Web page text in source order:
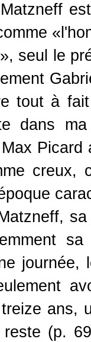
seul le
tout à
dans
creux,
journée,
ans,
reste (p.